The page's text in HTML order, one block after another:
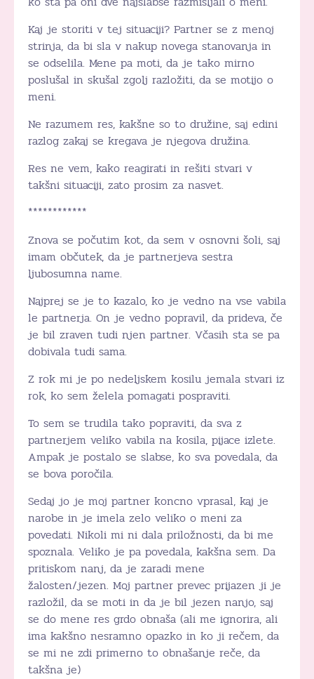
Kaj je storiti v tej situaciji? Partner se z menoj
strinja, da bi sla v nakup novega stanovanja in
se odselila. Mene pa moti, da je tako mirno
poslušal in skušal zgolj razložiti, da se motijo o
meni.
Ne razumem res, kakšne so to družine, saj edini
razlog zakaj se kregava je njegova družina.
Res ne vem, kako reagirati in rešiti stvari v
takšni situaciji, zato prosim za nasvet.
************
Znova se počutim kot, da sem v osnovni šoli, saj
imam občutek, da je partnerjeva sestra
ljubosumna name.
Najprej se je to kazalo, ko je vedno na vse vabila
le partnerja. On je vedno popravil, da prideva, če
je bil zraven tudi njen partner. Včasih sta se pa
dobivala tudi sama.
Z rok mi je po nedeljskem kosilu jemala stvari iz
rok, ko sem želela pomagati pospraviti.
To sem se trudila tako popraviti, da sva z
partnerjem veliko vabila na kosila, pijace izlete.
Ampak je postalo se slabse, ko sva povedala, da
se bova poročila.
Sedaj jo je moj partner koncno vprasal, kaj je
narobe in je imela zelo veliko o meni za
povedati. Nikoli mi ni dala priložnosti, da bi me
spoznala. Veliko je pa povedala, kakšna sem. Da
pritiskom nanj, da je zaradi mene
žalosten/jezen. Moj partner prevec prijazen ji je
razložil, da se moti in da je bil jezen nanjo, saj
se do mene res grdo obnaša (ali me ignorira, ali
ima kakšno nesramno opazko in ko ji rečem, da
se mi ne zdi primerno to obnašanje reče, da
takšna je)